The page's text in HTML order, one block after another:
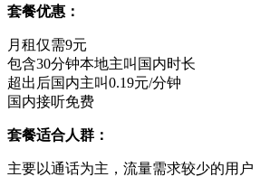
套餐优惠：
月租仅需9元
包含30分钟本地主叫国内时长
超出后国内主叫0.19元/分钟
国内接听免费
套餐适合人群：
主要以通话为主，流量需求较少的用户